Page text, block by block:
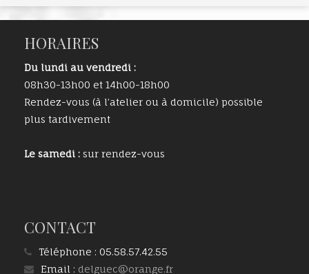
HORAIRES
Du lundi au vendredi :
08h30-13h00 et 14h00-18h00
Rendez-vous (à l’atelier ou à domicile) possible
plus tardivement
Le samedi : sur rendez-vous
CONTACT
Téléphone : 05.58.57.42.55
Email : delguec@orange.fr